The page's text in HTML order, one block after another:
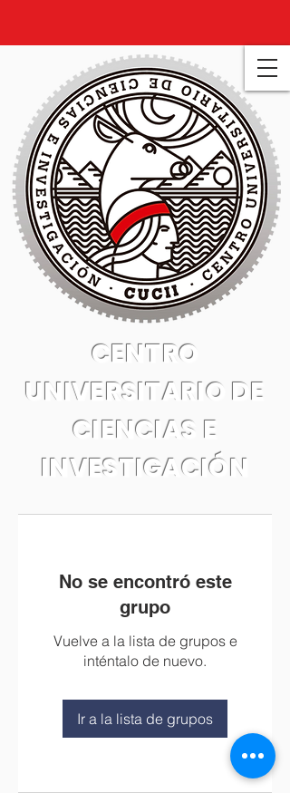
CENTRO
UNIVERSITARIO DE
CIENCIAS E
INVESTIGACIÓN
No se encontró este
grupo
Vuelve a la lista de grupos e
inténtalo de nuevo.
Ir a la lista de grupos